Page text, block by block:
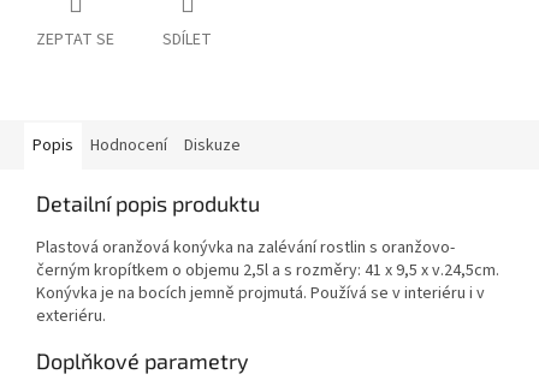
ZEPTAT SE SDÍLET
Popis Hodnocení Diskuze
Detailní popis produktu
Plastová oranžová konývka na zalévání rostlin s oranžovo-
černým kropítkem o objemu 2,5l a s rozměry: 41 x 9,5 x v.24,5cm.
Konývka je na bocích jemně projmutá. Používá se v interiéru i v
exteriéru.
Doplňkové parametry